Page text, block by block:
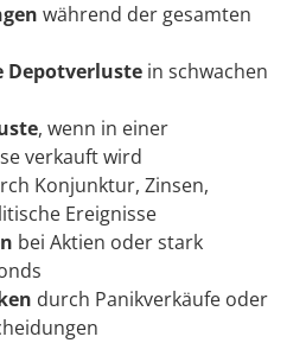
während der gesamten
Depotverluste in schwachen
, wenn in einer
verkauft wird
Konjunktur, Zinsen,
Ereignisse
bei Aktien oder stark
durch Panikverkäufe oder